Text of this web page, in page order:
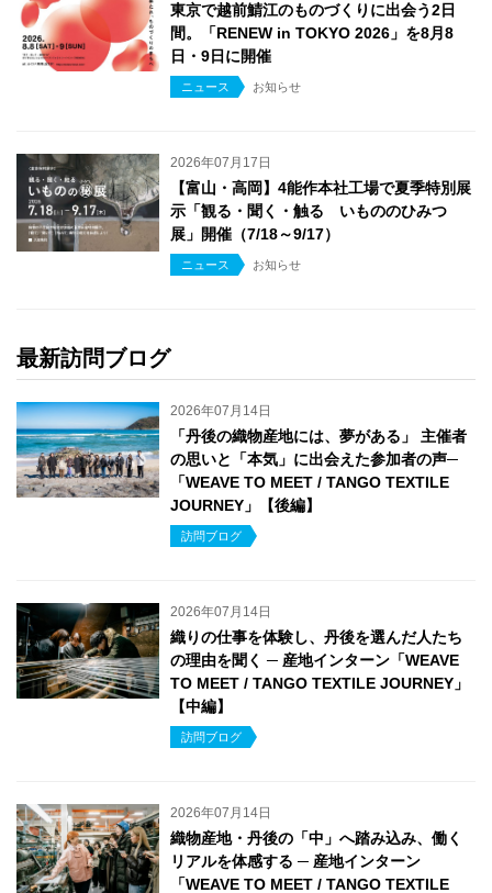
東京で越前鯖江のものづくりに出会う2日
間。「RENEW in TOKYO 2026」を8月8
日・9日に開催
ニュース お知らせ
2026年07月17日
【富山・高岡】4能作本社工場で夏季特別展
示「観る・聞く・触る いもののひみつ
展」開催（7/18～9/17）
ニュース お知らせ
最新訪問ブログ
2026年07月14日
「丹後の織物産地には、夢がある」 主催者
の思いと「本気」に出会えた参加者の声─
「WEAVE TO MEET / TANGO TEXTILE
JOURNEY」【後編】
訪問ブログ
2026年07月14日
織りの仕事を体験し、丹後を選んだ人たち
の理由を聞く ─ 産地インターン「WEAVE
TO MEET / TANGO TEXTILE JOURNEY」
【中編】
訪問ブログ
2026年07月14日
織物産地・丹後の「中」へ踏み込み、働く
リアルを体感する ─ 産地インターン
「WEAVE TO MEET / TANGO TEXTILE